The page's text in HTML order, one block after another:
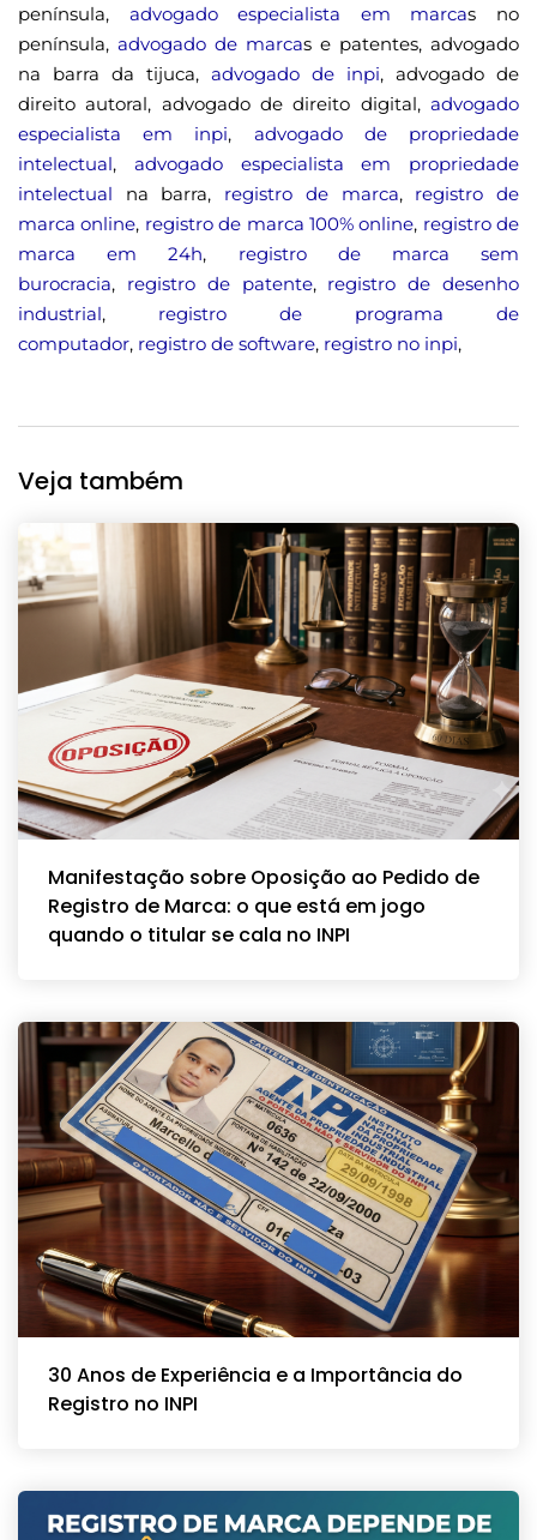
península, advogado especialista em marcas no
península, advogado de marcas e patentes, advogado
na barra da tijuca, advogado de inpi, advogado de
direito autoral, advogado de direito digital, advogado
especialista em inpi, advogado de propriedade
intelectual, advogado especialista em propriedade
intelectual na barra, registro de marca, registro de
marca online, registro de marca 100% online, registro de
marca em 24h, registro de marca sem
burocracia, registro de patente, registro de desenho
industrial, registro de programa de
computador, registro de software, registro no inpi,
Veja também
Manifestação sobre Oposição ao Pedido de
Registro de Marca: o que está em jogo
quando o titular se cala no INPI
30 Anos de Experiência e a Importância do
Registro no INPI